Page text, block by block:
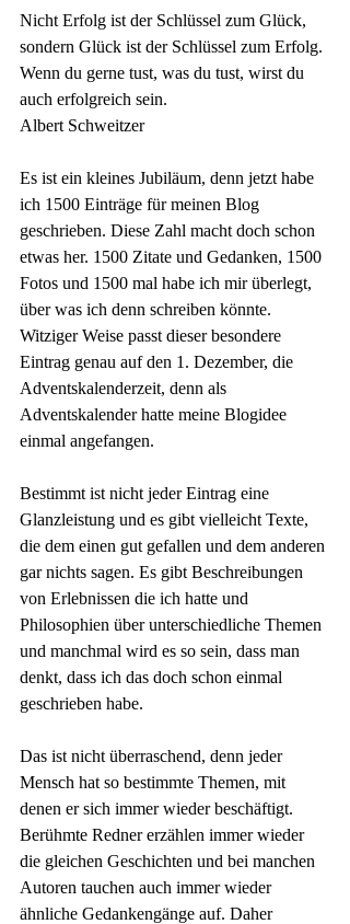
Nicht Erfolg ist der Schlüssel zum Glück,
sondern Glück ist der Schlüssel zum Erfolg.
Wenn du gerne tust, was du tust, wirst du
auch erfolgreich sein.
Albert Schweitzer
Es ist ein kleines Jubiläum, denn jetzt habe
ich 1500 Einträge für meinen Blog
geschrieben. Diese Zahl macht doch schon
etwas her. 1500 Zitate und Gedanken, 1500
Fotos und 1500 mal habe ich mir überlegt,
über was ich denn schreiben könnte.
Witziger Weise passt dieser besondere
Eintrag genau auf den 1. Dezember, die
Adventskalenderzeit, denn als
Adventskalender hatte meine Blogidee
einmal angefangen.
Bestimmt ist nicht jeder Eintrag eine
Glanzleistung und es gibt vielleicht Texte,
die dem einen gut gefallen und dem anderen
gar nichts sagen. Es gibt Beschreibungen
von Erlebnissen die ich hatte und
Philosophien über unterschiedliche Themen
und manchmal wird es so sein, dass man
denkt, dass ich das doch schon einmal
geschrieben habe.
Das ist nicht überraschend, denn jeder
Mensch hat so bestimmte Themen, mit
denen er sich immer wieder beschäftigt.
Berühmte Redner erzählen immer wieder
die gleichen Geschichten und bei manchen
Autoren tauchen auch immer wieder
ähnliche Gedankengänge auf. Daher